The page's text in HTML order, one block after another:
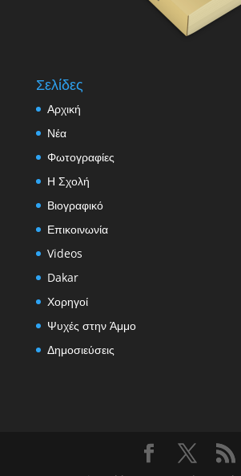
Σελίδες
Αρχική
Νέα
Φωτογραφίες
Η Σχολή
Βιογραφικό
Επικοινωνία
Videos
Dakar
Χορηγοί
Ψυχές στην Άμμο
Δημοσιεύσεις